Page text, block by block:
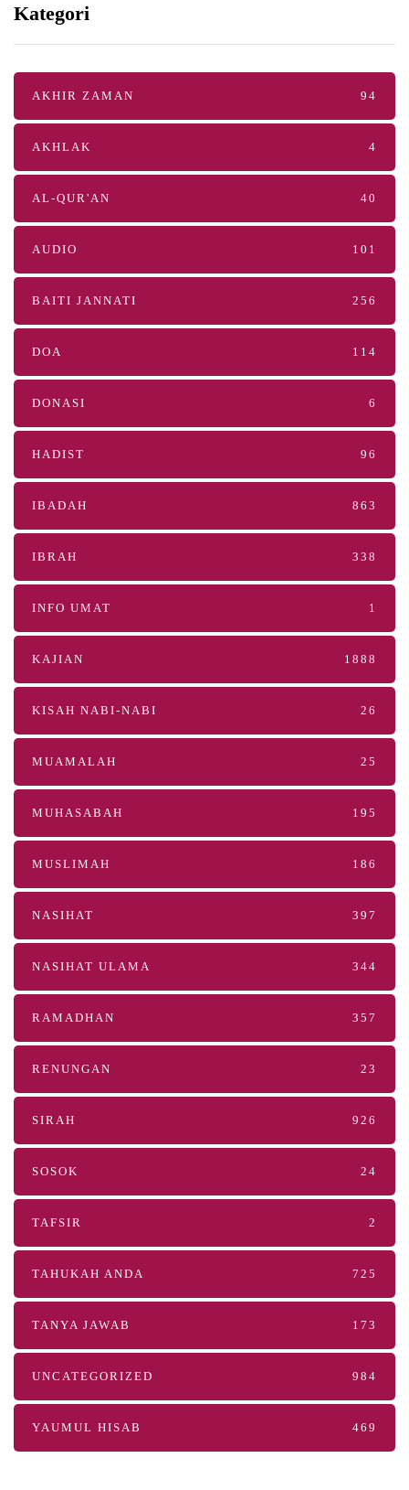
Kategori
AKHIR ZAMAN 94
AKHLAK 4
AL-QUR'AN 40
AUDIO 101
BAITI JANNATI 256
DOA 114
DONASI 6
HADIST 96
IBADAH 863
IBRAH 338
INFO UMAT 1
KAJIAN 1888
KISAH NABI-NABI 26
MUAMALAH 25
MUHASABAH 195
MUSLIMAH 186
NASIHAT 397
NASIHAT ULAMA 344
RAMADHAN 357
RENUNGAN 23
SIRAH 926
SOSOK 24
TAFSIR 2
TAHUKAH ANDA 725
TANYA JAWAB 173
UNCATEGORIZED 984
YAUMUL HISAB 469